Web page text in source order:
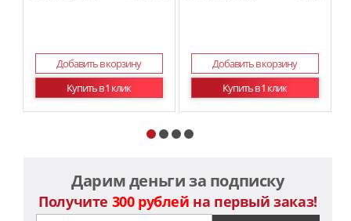
Добавить в корзину
Купить в 1 клик
Добавить в корзину
Купить в 1 клик
Дарим деньги за подписку
Получите 300 рублей на первый заказ!